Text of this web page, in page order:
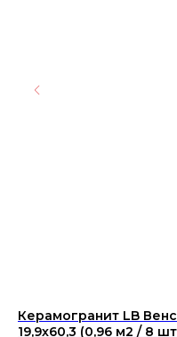
Керамогранит LB
19,9х60,3 (0,96 м2 / 8